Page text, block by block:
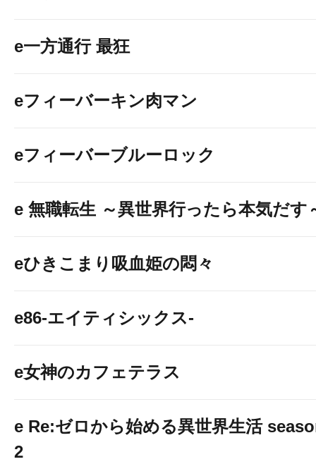
e一方通行 最狂
eフィーバーキン肉マン
eフィーバーブルーロック
e 無職転生 ～異世界行ったら本気だす
eひきこまり吸血姫の悶々
e86-エイティシックス-
e女神のカフェテラス
e Re:ゼロから始める異世界生活
2